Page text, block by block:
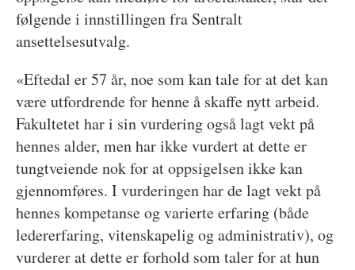
følgende i innstillingen fra Sentralt
ansettelsesutvalg.
«Eftedal er 57 år, noe som kan tale for at det kan
være utfordrende for henne å skaffe nytt arbeid.
Fakultetet har i sin vurdering også lagt vekt på
hennes alder, men har ikke vurdert at dette er
tungtveiende nok for at oppsigelsen ikke kan
gjennomføres. I vurderingen har de lagt vekt på
hennes kompetanse og varierte erfaring (både
ledererfaring, vitenskapelig og administrativ), og
vurderer at dette er forhold som taler for at hun